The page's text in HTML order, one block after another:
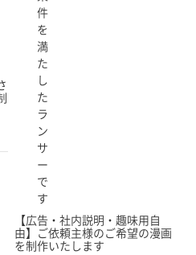
件
を
満
た
し
た
ラ
ン
サ
ー
で
す
【広告・社内説明・趣味用自
由】ご依頼主様のご希望の漫画
を制作いたします